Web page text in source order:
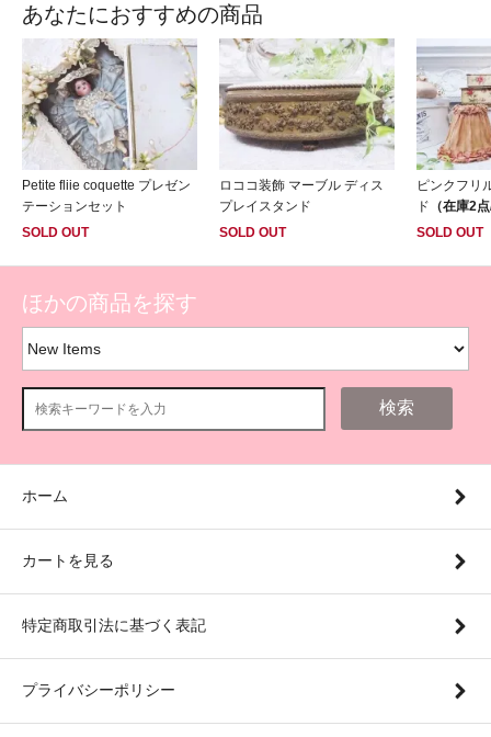
あなたにおすすめの商品
Petite fliie coquette プレゼン
テーションセット
SOLD OUT
ロココ装飾 マーブル ディス
プレイスタンド
SOLD OUT
ピンクフリ
ド （在庫2
SOLD OUT
ほかの商品を探す
検索
ホーム
カートを見る
特定商取引法に基づく表記
プライバシーポリシー